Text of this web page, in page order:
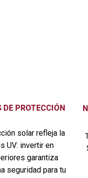
DE PROTECCIÓN
solar refleja la
UV: invertir en
garantiza
seguridad para tu